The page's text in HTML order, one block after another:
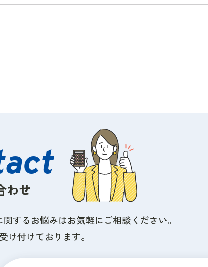
わせ
するお悩みはお気軽にご相談ください。
け付けております。